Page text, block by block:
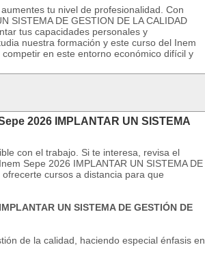
tu nivel de profesionalidad. Con
SISTEMA DE GESTION DE LA CALIDAD
tus capacidades personales y
nuestra formación y este curso del Inem
en este entorno económico difícil y
2026 IMPLANTAR UN SISTEMA
con el trabajo. Si te interesa, revisa el
Sepe 2026 IMPLANTAR UN SISTEMA DE
cursos a distancia para que
UN SISTEMA DE GESTIÓN DE
de la calidad, haciendo especial énfasis en